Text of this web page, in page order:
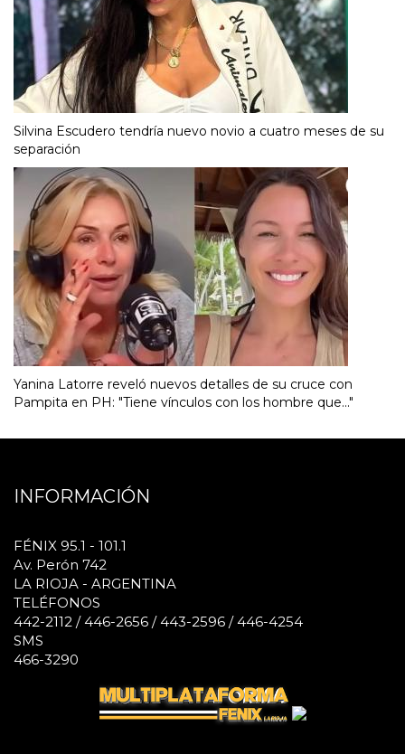
Silvina Escudero tendría nuevo novio a cuatro meses de su
separación
Yanina Latorre reveló nuevos detalles de su cruce con
Pampita en PH: "Tiene vínculos con los hombre que..."
INFORMACIÓN
FÉNIX 95.1 - 101.1
Av. Perón 742
LA RIOJA - ARGENTINA
TELÉFONOS
442-2112 / 446-2656 / 443-2596 / 446-4254
SMS
466-3290